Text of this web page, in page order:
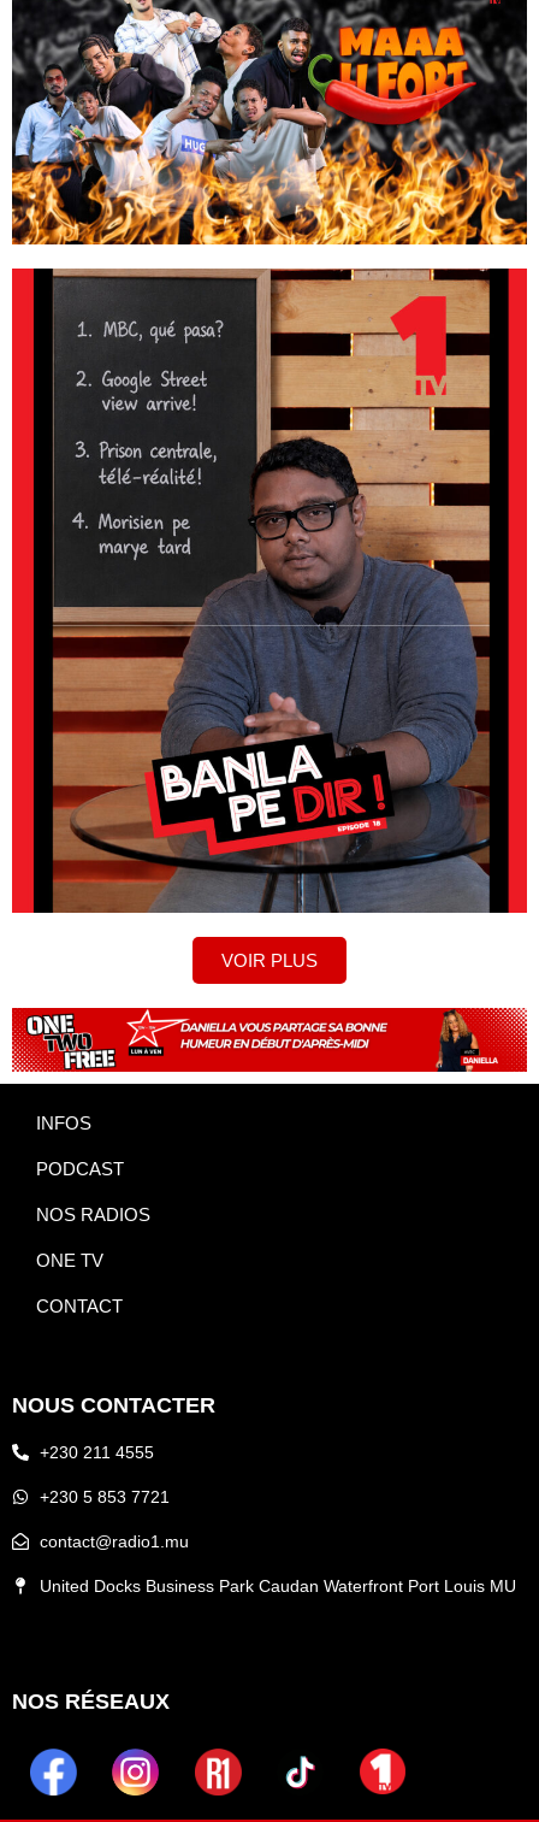
VOIR PLUS
INFOS
PODCAST
NOS RADIOS
ONE TV
CONTACT
NOUS CONTACTER
+230 211 4555
+230 5 853 7721
contact@radio1.mu
United Docks Business Park Caudan Waterfront Port Louis MU
NOS RÉSEAUX